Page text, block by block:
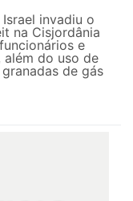
invadiu o
na Cisjordânia
e
além do uso de
de gás